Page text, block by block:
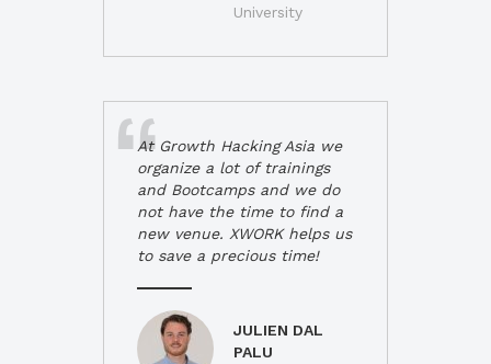
University
At Growth Hacking Asia we
organize a lot of trainings
and Bootcamps and we do
not have the time to find a
new venue. XWORK helps us
to save a precious time!
JULIEN DAL
PALU